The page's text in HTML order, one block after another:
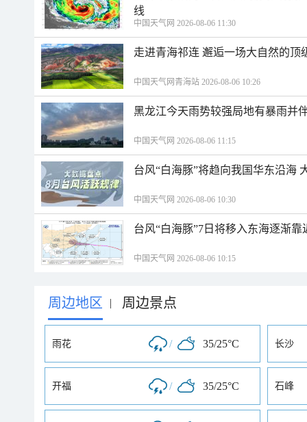
线
中国天气网 2026-08-06 11:30
走进青海祁连 邂逅一场大自然的顶
中国天气网青海站 2026-08-06 10:26
黑龙江今天雨势较强局地有暴雨并
中国天气网 2026-08-06 11:15
台风“白海豚”将趋向我国华东沿海
中国天气网 2026-08-06 10:30
台风“白海豚”7日将移入东海逐渐
中国天气网 2026-08-06 10:15
周边地区 | 周边景点
雨花 / 35/25°C 长沙
开福 / 35/25°C 石峰